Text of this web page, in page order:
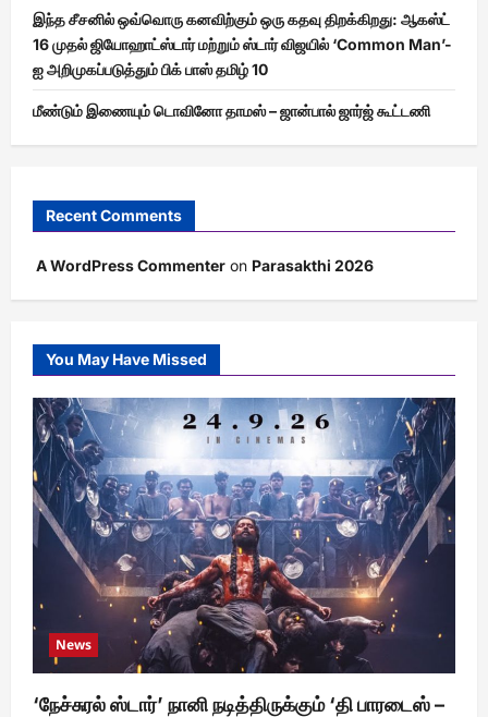
இந்த சீசனில் ஒவ்வொரு கனவிற்கும் ஒரு கதவு திறக்கிறது: ஆகஸ்ட்
16 முதல் ஜியோஹாட்ஸ்டார் மற்றும் ஸ்டார் விஜயில் ‘Common Man’-
ஐ அறிமுகப்படுத்தும் பிக் பாஸ் தமிழ் 10
மீண்டும் இணையும் டொவினோ தாமஸ் – ஜான்பால் ஜார்ஜ் கூட்டணி
Recent Comments
A WordPress Commenter on Parasakthi 2026
You May Have Missed
News
‘நேச்சுரல் ஸ்டார்’ நானி நடித்திருக்கும் ‘தி பாரடைஸ் –